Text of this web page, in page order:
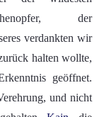
der
verdankten wir
halten wollte,
geöffnet.
und nicht